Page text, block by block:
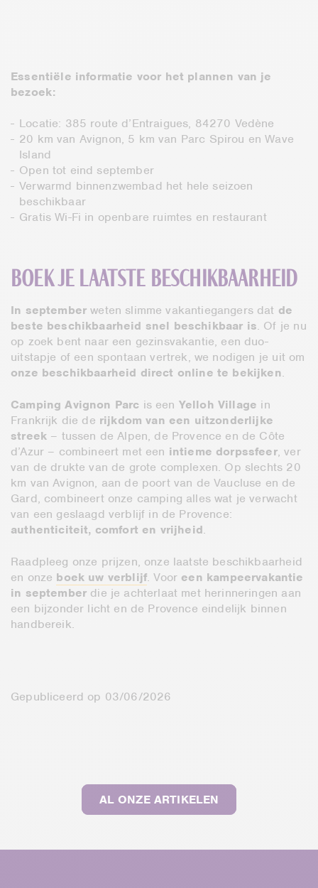
Essentiële informatie voor het plannen van je
bezoek:
Locatie: 385 route d’Entraigues, 84270 Vedène
20 km van Avignon, 5 km van Parc Spirou en Wave
Island
Open tot eind september
Verwarmd binnenzwembad het hele seizoen
beschikbaar
Gratis Wi-Fi in openbare ruimtes en restaurant
Boek je laatste beschikbaarheid
In september weten slimme vakantiegangers dat de
beste beschikbaarheid snel beschikbaar is. Of je nu
op zoek bent naar een gezinsvakantie, een duo-
uitstapje of een spontaan vertrek, we nodigen je uit om
onze beschikbaarheid direct online te bekijken.
Camping Avignon Parc is een Yelloh Village in
Frankrijk die de rijkdom van een uitzonderlijke
streek – tussen de Alpen, de Provence en de Côte
d’Azur – combineert met een intieme dorpssfeer, ver
van de drukte van de grote complexen. Op slechts 20
km van Avignon, aan de poort van de Vaucluse en de
Gard, combineert onze camping alles wat je verwacht
van een geslaagd verblijf in de Provence:
authenticiteit, comfort en vrijheid.
Raadpleeg onze prijzen, onze laatste beschikbaarheid
en onze boek uw verblijf. Voor een kampeervakantie
in september die je achterlaat met herinneringen aan
een bijzonder licht en de Provence eindelijk binnen
handbereik.
Gepubliceerd op 03/06/2026
AL ONZE ARTIKELEN